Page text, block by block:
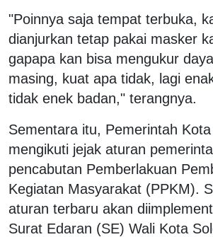
"Poinnya saja tempat terbuka,
dianjurkan tetap pakai masker
gapapa kan bisa mengukur
masing, kuat apa tidak, lagi
tidak enek badan," terangnya.
Sementara itu, Pemerintah
mengikuti jejak aturan
pencabutan Pemberlakuan
Kegiatan Masyarakat (PPKM).
aturan terbaru akan
Surat Edaran (SE) Wali Kota